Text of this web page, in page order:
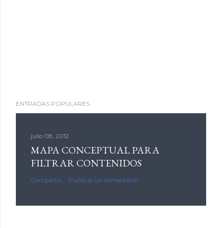
ENTRADAS POPULARES
julio 08, 2012
MAPA CONCEPTUAL PARA
FILTRAR CONTENIDOS
Compartir Publicar un comentario